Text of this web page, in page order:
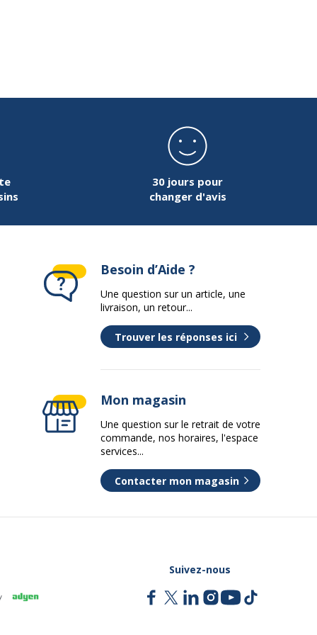
30 jours pour
changer d'avis
Besoin d’Aide ?
Une question sur un article, une
livraison, un retour...
Trouver les réponses ici
Mon magasin
Une question sur le retrait de votre
commande, nos horaires, l'espace
services...
Contacter mon magasin
Suivez-nous